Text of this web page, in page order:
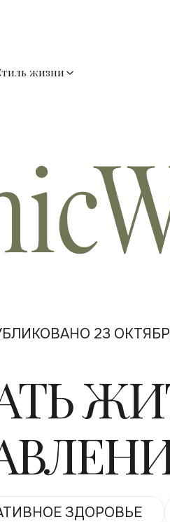
жизни
23
ЗДОРОВЬЕ